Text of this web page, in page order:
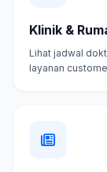
Klinik &
Lihat jadwal
layanan